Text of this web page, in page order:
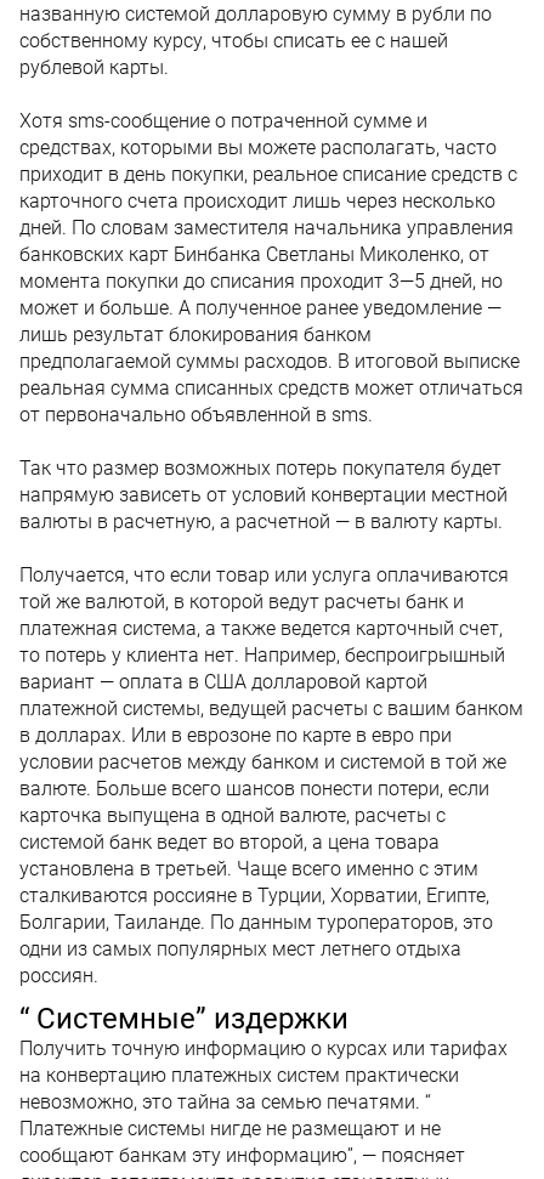
названную системой долларовую сумму в рубли по
собственному курсу, чтобы списать ее с нашей
рублевой карты.
Хотя sms-сообщение о потраченной сумме и
средствах, которыми вы можете располагать, часто
приходит в день покупки, реальное списание средств с
карточного счета происходит лишь через несколько
дней. По словам заместителя начальника управления
банковских карт Бинбанка Светланы Миколенко, от
момента покупки до списания проходит 3—5 дней, но
может и больше. А полученное ранее уведомление —
лишь результат блокирования банком
предполагаемой суммы расходов. В итоговой выписке
реальная сумма списанных средств может отличаться
от первоначально объявленной в sms.
Так что размер возможных потерь покупателя будет
напрямую зависеть от условий конвертации местной
валюты в расчетную, а расчетной — в валюту карты.
Получается, что если товар или услуга оплачиваются
той же валютой, в которой ведут расчеты банк и
платежная система, а также ведется карточный счет,
то потерь у клиента нет. Например, беспроигрышный
вариант — оплата в США долларовой картой
платежной системы, ведущей расчеты с вашим банком
в долларах. Или в еврозоне по карте в евро при
условии расчетов между банком и системой в той же
валюте. Больше всего шансов понести потери, если
карточка выпущена в одной валюте, расчеты с
системой банк ведет во второй, а цена товара
установлена в третьей. Чаще всего именно с этим
сталкиваются россияне в Турции, Хорватии, Египте,
Болгарии, Таиланде. По данным туроператоров, это
одни из самых популярных мест летнего отдыха
россиян.
“ Системные” издержки
Получить точную информацию о курсах или тарифах
на конвертацию платежных систем практически
невозможно, это тайна за семью печатями. “
Платежные системы нигде не размещают и не
сообщают банкам эту информацию”, — поясняет